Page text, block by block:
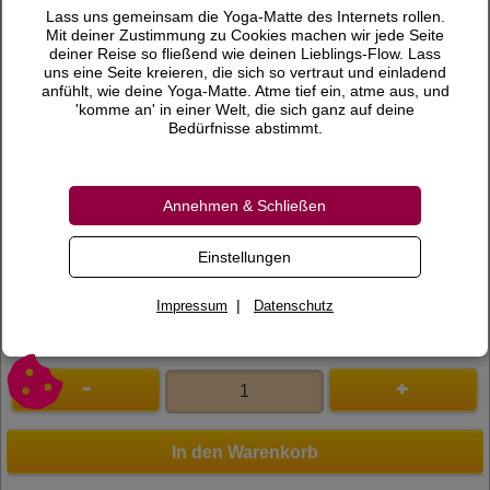
Preis 55,00 €
inkl. 19 % MwSt.
Versandkosten
Gewicht 0,58 KG
Bewertungen
0 Bewertungen
In den Warenkorb
Lass uns gemeinsam die Yoga-Matte des Internets rollen.
Mit deiner Zustimmung zu Cookies machen wir jede Seite
deiner Reise so fließend wie deinen Lieblings-Flow. Lass
uns eine Seite kreieren, die sich so vertraut und einladend
anfühlt, wie deine Yoga-Matte. Atme tief ein, atme aus, und
'komme an' in einer Welt, die sich ganz auf deine
Bedürfnisse abstimmt.
Annehmen & Schließen
Einstellungen
Impressum | Datenschutz